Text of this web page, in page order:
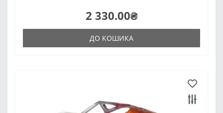
2 330.00₴
ДО КОШИКА